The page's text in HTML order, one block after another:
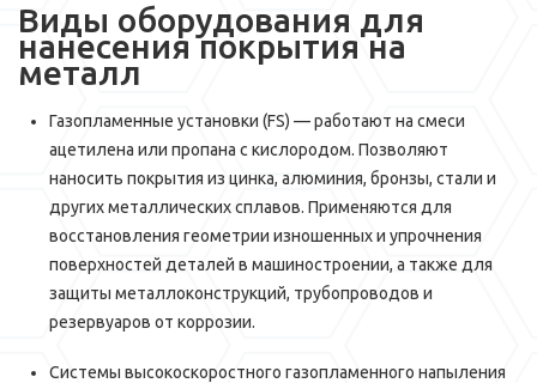
Виды оборудования для
нанесения покрытия на
металл
Газопламенные установки (FS) — работают на смеси
ацетилена или пропана с кислородом. Позволяют
наносить покрытия из цинка, алюминия, бронзы, стали и
других металлических сплавов. Применяются для
восстановления геометрии изношенных и упрочнения
поверхностей деталей в машиностроении, а также для
защиты металлоконструкций, трубопроводов и
резервуаров от коррозии.
Системы высокоскоростного газопламенного напыления